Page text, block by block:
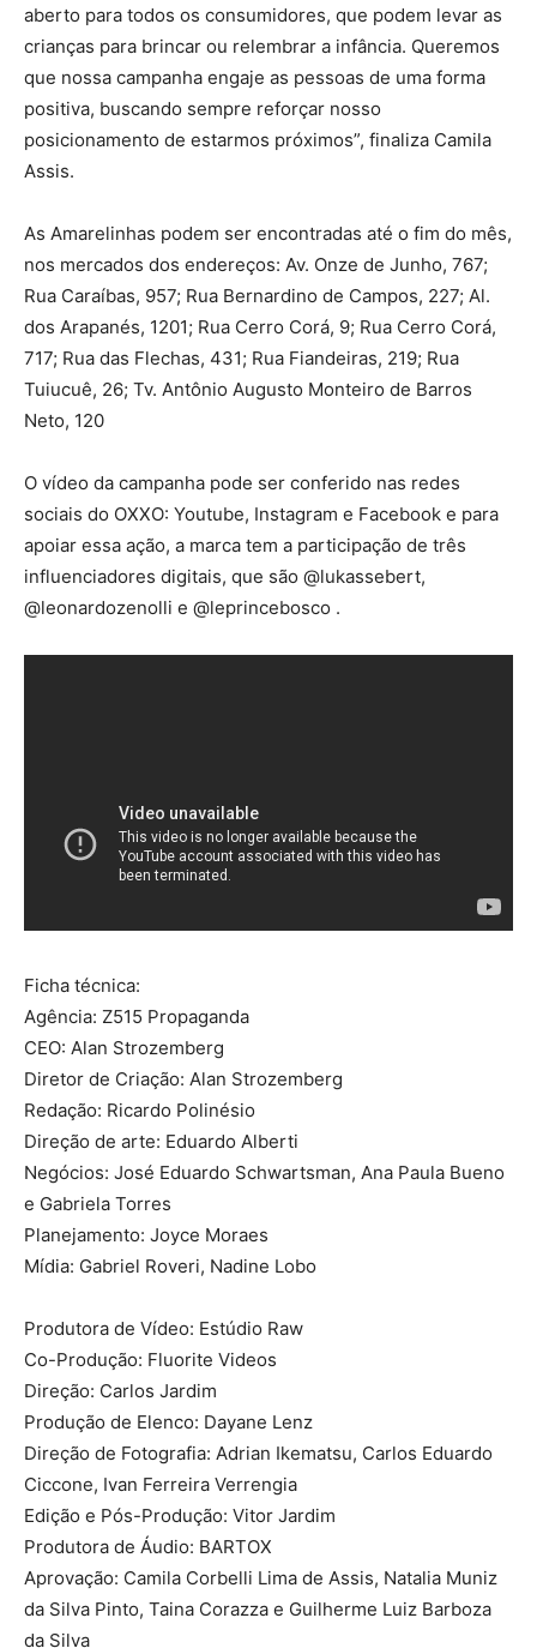
aberto para todos os consumidores, que podem levar as
crianças para brincar ou relembrar a infância. Queremos
que nossa campanha engaje as pessoas de uma forma
positiva, buscando sempre reforçar nosso
posicionamento de estarmos próximos”, finaliza Camila
Assis.
As Amarelinhas podem ser encontradas até o fim do mês,
nos mercados dos endereços: Av. Onze de Junho, 767;
Rua Caraíbas, 957; Rua Bernardino de Campos, 227; Al.
dos Arapanés, 1201; Rua Cerro Corá, 9; Rua Cerro Corá,
717; Rua das Flechas, 431; Rua Fiandeiras, 219; Rua
Tuiucuê, 26; Tv. Antônio Augusto Monteiro de Barros
Neto, 120
O vídeo da campanha pode ser conferido nas redes
sociais do OXXO: Youtube, Instagram e Facebook e para
apoiar essa ação, a marca tem a participação de três
influenciadores digitais, que são @lukassebert,
@leonardozenolli e @leprincebosco .
Ficha técnica:
Agência: Z515 Propaganda
CEO: Alan Strozemberg
Diretor de Criação: Alan Strozemberg
Redação: Ricardo Polinésio
Direção de arte: Eduardo Alberti
Negócios: José Eduardo Schwartsman, Ana Paula Bueno
e Gabriela Torres
Planejamento: Joyce Moraes
Mídia: Gabriel Roveri, Nadine Lobo
Produtora de Vídeo: Estúdio Raw
Co-Produção: Fluorite Videos
Direção: Carlos Jardim
Produção de Elenco: Dayane Lenz
Direção de Fotografia: Adrian Ikematsu, Carlos Eduardo
Ciccone, Ivan Ferreira Verrengia
Edição e Pós-Produção: Vitor Jardim
Produtora de Áudio: BARTOX
Aprovação: Camila Corbelli Lima de Assis, Natalia Muniz
da Silva Pinto, Taina Corazza e Guilherme Luiz Barboza
da Silva